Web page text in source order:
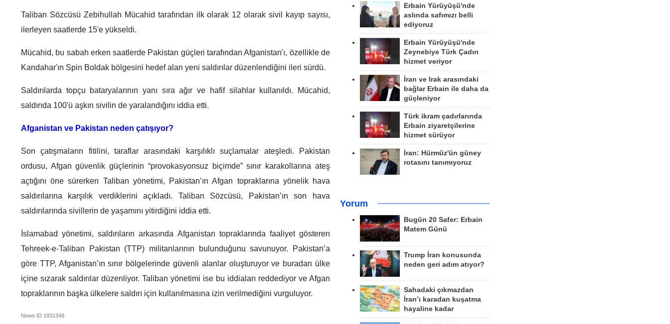
Taliban Sözcüsü Zebihullah Mücahid tarafından ilk olarak 12 olarak sivil kayıp sayısı,
ilerleyen saatlerde 15'e yükseldi.
Mücahid, bu sabah erken saatlerde Pakistan güçleri tarafından Afganistan'ı, özellikle de
Kandahar'ın Spin Boldak bölgesini hedef alan yeni saldırılar düzenlendiğini ileri sürdü.
Saldırılarda topçu bataryalarının yanı sıra ağır ve hafif silahlar kullanıldı. Mücahid,
saldırıda 100'ü aşkın sivilin de yaralandığını iddia etti.
Afganistan ve Pakistan neden çatışıyor?
Son çatışmaların fitilini, taraflar arasındaki karşılıklı suçlamalar ateşledi. Pakistan
ordusu, Afgan güvenlik güçlerinin “provokasyonsuz biçimde” sınır karakollarına ateş
açtığını öne sürerken Taliban yönetimi, Pakistan’ın Afgan topraklarına yönelik hava
saldırılarına karşılık verdiklerini açıkladı. Taliban Sözcüsü, Pakistan’ın son hava
saldırılarında sivillerin de yaşamını yitirdiğini iddia etti.
İslamabad yönetimi, saldırıların arkasında Afganistan topraklarında faaliyet gösteren
Tehreek-e-Taliban Pakistan (TTP) militanlarının bulunduğunu savunuyor. Pakistan’a
göre TTP, Afganistan’ın sınır bölgelerinde güvenli alanlar oluşturuyor ve buradan ülke
içine sızarak saldırılar düzenliyor. Taliban yönetimi ise bu iddiaları reddediyor ve Afgan
topraklarının başka ülkelere saldırı için kullanılmasına izin verilmediğini vurguluyor.
News ID 1931348
Erbain Yürüyüşü'nde
aslında safımızı belli
ediyoruz
Erbain Yürüyüşü'nde
Zeynebiye Türk Çadırı
hizmet veriyor
İran ve Irak arasındaki
bağlar Erbain ile daha da
güçleniyor
Türk ikram çadırlarında
Erbain ziyaretçilerine
hizmet sürüyor
İran: Hürmüz'ün güney
rotasını tanımıyoruz
Yorum
Bugün 20 Safer: Erbain
Matem Günü
Trump İran konusunda
neden geri adım atıyor?
Sahadaki çıkmazdan
İran’ı karadan kuşatma
hayaline kadar